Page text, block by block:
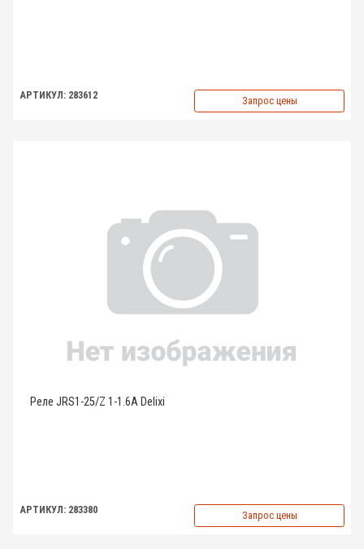
АРТИКУЛ: 283612 Запрос цены
Реле JRS1-25/Z 1-1.6A Delixi
АРТИКУЛ: 283380 Запрос цены